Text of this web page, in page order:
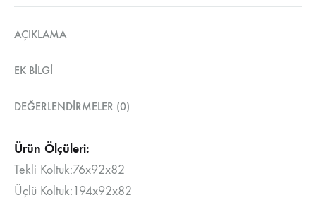
AÇIKLAMA
EK BILGI
DEĞERLENDIRMELER (0)
Ürün Ölçüleri:
Tekli Koltuk:76x92x82
Üçlü Koltuk:194x92x82